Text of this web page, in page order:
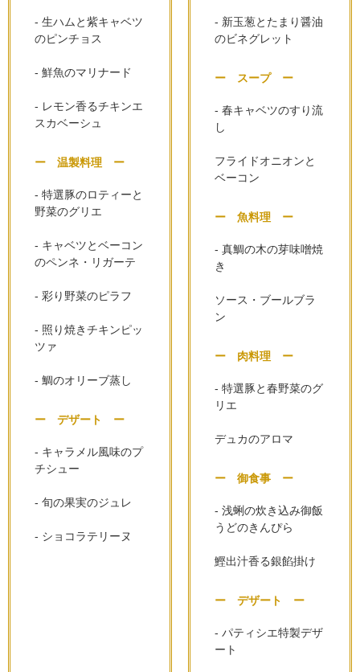
- 生ハムと紫キャベツ
のピンチョス
- 鮮魚のマリナード
- レモン香るチキンエ
スカベーシュ
ー 温製料理 ー
- 特選豚のロティーと
野菜のグリエ
- キャベツとベーコン
のペンネ・リガーテ
- 彩り野菜のピラフ
- 照り焼きチキンピッ
ツァ
- 鯛のオリーブ蒸し
ー デザート ー
- キャラメル風味のプ
チシュー
- 旬の果実のジュレ
- ショコラテリーヌ
- 新玉葱とたまり醤油
のビネグレット
ー スープ ー
- 春キャベツのすり流
し
フライドオニオンと
ベーコン
ー 魚料理 ー
- 真鯛の木の芽味噌焼
き
ソース・ブールブラ
ン
ー 肉料理 ー
- 特選豚と春野菜のグ
リエ
デュカのアロマ
ー 御食事 ー
- 浅蜊の炊き込み御飯
うどのきんぴら
鰹出汁香る銀餡掛け
ー デザート ー
- パティシエ特製デザ
ート